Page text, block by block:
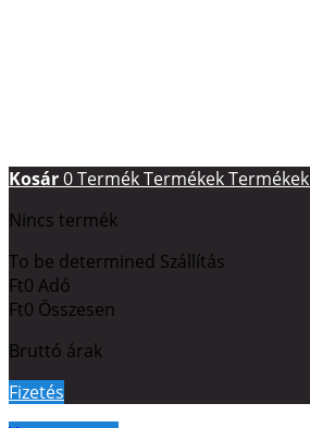
Kosár0TermékTermékekTermékek
Nincs termék
To be determined Szállítás
Ft0 Adó
Ft0 Összesen
Bruttó árak
Fizetés